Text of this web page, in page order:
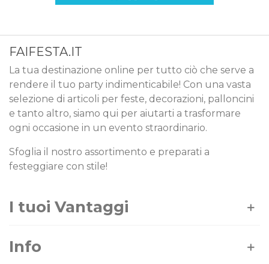
FAIFESTA.IT
La tua destinazione online per tutto ciò che serve a
rendere il tuo party indimenticabile! Con una vasta
selezione di articoli per feste, decorazioni, palloncini
e tanto altro, siamo qui per aiutarti a trasformare
ogni occasione in un evento straordinario.
Sfoglia il nostro assortimento e preparati a
festeggiare con stile!
I tuoi Vantaggi
Info